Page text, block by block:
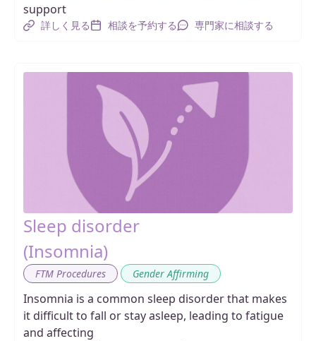
support
詳しく見る 相談を予約する 専門家に相談する
Sleep disorder
(Insomnia)
FTM Procedures Gender Affirming
Insomnia is a common sleep disorder that makes
it difficult to fall or stay asleep, leading to fatigue
and affecting